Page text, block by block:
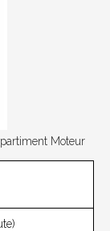
Moteur